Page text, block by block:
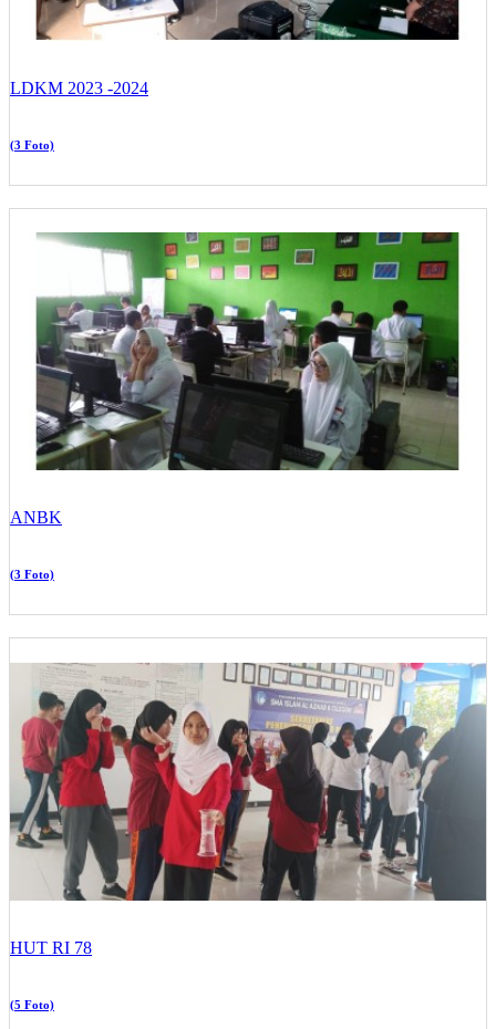
LDKM 2023 -2024
(3 Foto)
ANBK
(3 Foto)
HUT RI 78
(5 Foto)